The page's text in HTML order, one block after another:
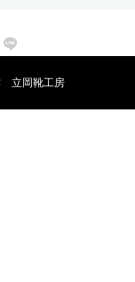
立岡靴工房